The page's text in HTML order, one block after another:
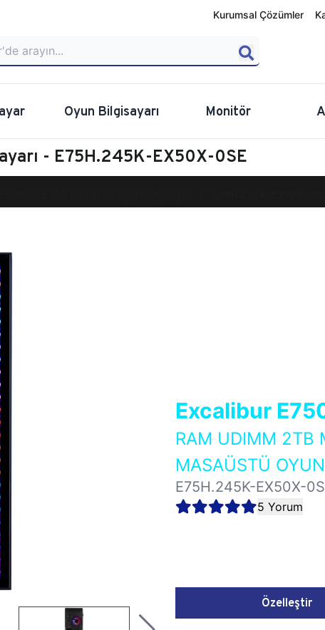
Kurumsal Çözümler
Oyun Bilgisayarı Monitör
- E75H.245K-EX50X-0SE
Excalibur
RAM UDIMM 2TB
MASAÜSTÜ
E75H.245K-EX50X-
5 Yorum
Özelleştir